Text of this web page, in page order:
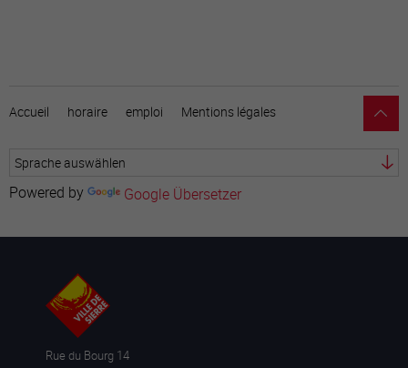
* Die mit einem Sternchen gekennzeichneten Felder sind
Pflichtfelder
Accueil horaire emploi Mentions légales
Powered by Google Übersetzer
Rue du Bourg 14